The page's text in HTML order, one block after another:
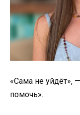
«Сама не уйдёт»,
помочь».